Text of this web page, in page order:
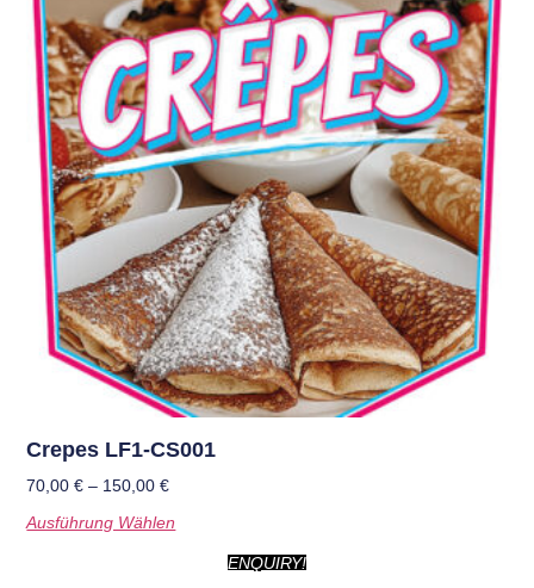
Crepes LF1-CS001
70,00€ – 150,00€
Ausführung Wählen
ENQUIRY!